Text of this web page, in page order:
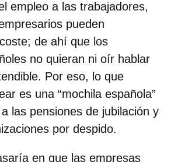
empleo a las trabajadores,
pueden
de ahí que los
no quieran ni oír hablar
Por eso, lo que
es una “mochila española”
las pensiones de jubilación y
por despido.
en que las empresas